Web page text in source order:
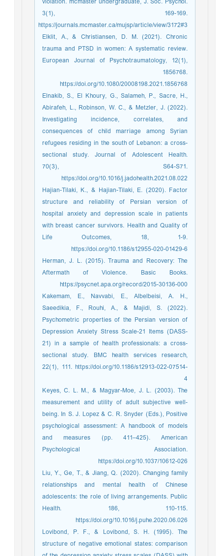
3(1), 169-169.
https://journals.mcmaster.ca/mujsp/article/view/3172#3
Elklit, A., & Christiansen, D. M. (2021). Chronic
trauma and PTSD in women: A systematic review.
European Journal of Psychotraumatology, 12(1),
1856768.
https://doi.org/10.1080/20008198.2021.1856768
Elnakib, S., El Khoury, G., Salameh, P., Sacre, H.,
Abirafeh, L., Robinson, W. C., & Metzler, J. (2022).
Investigating incidence, correlates, and
consequences of child marriage among Syrian
refugees residing in the south of Lebanon: a cross-
sectional study. Journal of Adolescent Health.
70(3), S64-S71.
https://doi.org/10.1016/j.jadohealth.2021.08.022
Hajian-Tilaki, K., & Hajian-Tilaki, E. (2020). Factor
structure and reliability of Persian version of
hospital anxiety and depression scale in patients
with breast cancer survivors. Health and Quality of
Life Outcomes, 18, 1-9.
https://doi.org/10.1186/s12955-020-01429-6
Herman, J. L. (2015). Trauma and Recovery: The
Aftermath of Violence. Basic Books.
https://psycnet.apa.org/record/2015-30136-000
Kakemam, E., Navvabi, E., Albelbeisi, A. H.,
Saeedikia, F., Rouhi, A., & Majidi, S. (2022).
Psychometric properties of the Persian version of
Depression Anxiety Stress Scale-21 Items (DASS-
21) in a sample of health professionals: a cross-
sectional study. BMC health services research,
22(1), 111. https://doi.org/10.1186/s12913-022-07514-
4
Keyes, C. L. M., & Magyar-Moe, J. L. (2003). The
measurement and utility of adult subjective well-
being. In S. J. Lopez & C. R. Snyder (Eds.), Positive
psychological assessment: A handbook of models
and measures (pp. 411–425). American
Psychological Association.
https://doi.org/10.1037/10612-026
Liu, Y., Ge, T., & Jiang, Q. (2020). Changing family
relationships and mental health of Chinese
adolescents: the role of living arrangements. Public
Health. 186, 110-115.
https://doi.org/10.1016/j.puhe.2020.06.026
Lovibond, P. F., & Lovibond, S. H. (1995). The
structure of negative emotional states: comparison